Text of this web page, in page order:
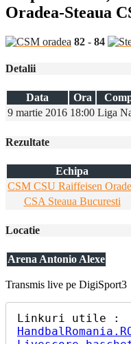
Oradea-Steaua
82 - 84
Detalii
Data Ora
9 martie 2016 18:00 Liga
Rezultate
Echipa
CSM CSU Raiffeisen
CSA Steaua Bucuresti
Locatie
Arena Antonio Alexe
Transmis live pe DigiSport3